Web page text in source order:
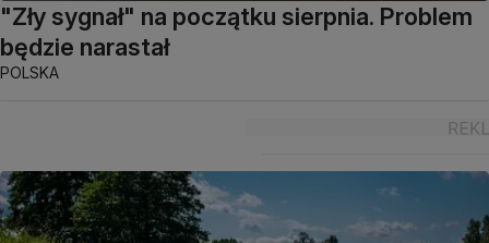
"Zły sygnał" na początku sierpnia. Problem
będzie narastał
POLSKA